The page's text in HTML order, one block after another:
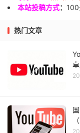
本站投稿方式： 100
热门文章